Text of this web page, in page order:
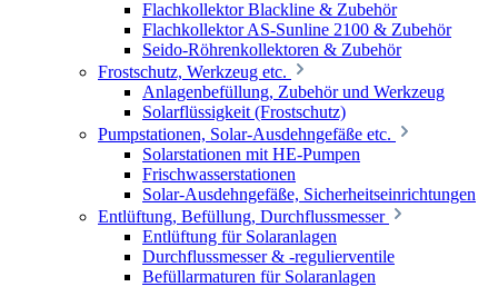
Flachkollektor Blackline & Zubehör
Flachkollektor AS-Sunline 2100 & Zubehör
Seido-Röhrenkollektoren & Zubehör
Frostschutz, Werkzeug etc.
Anlagenbefüllung, Zubehör und Werkzeug
Solarflüssigkeit (Frostschutz)
Pumpstationen, Solar-Ausdehngefäße etc.
Solarstationen mit HE-Pumpen
Frischwasserstationen
Solar-Ausdehngefäße, Sicherheitseinrichtungen
Entlüftung, Befüllung, Durchflussmesser
Entlüftung für Solaranlagen
Durchflussmesser & -regulierventile
Befüllarmaturen für Solaranlagen